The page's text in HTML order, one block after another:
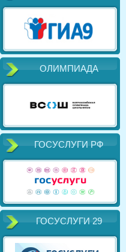
ОЛИМПИАДА
ГОСУСЛУГИ РФ
ГОСУСЛУГИ 29